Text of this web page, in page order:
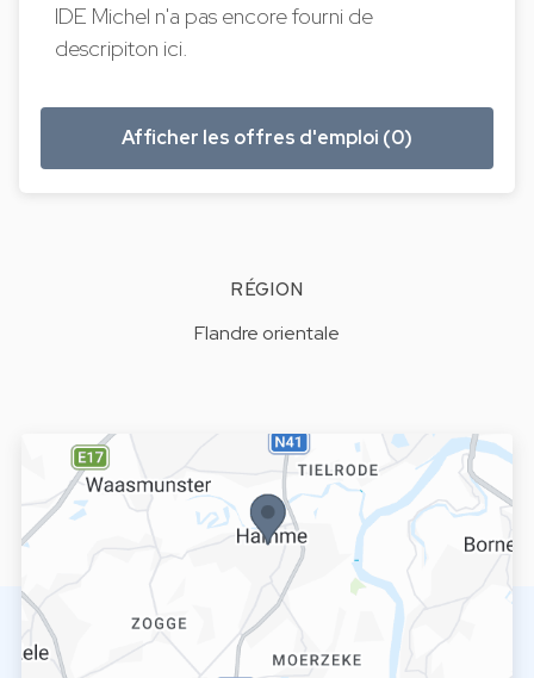
IDE Michel n'a pas encore fourni de
descripiton ici.
Afficher les offres d'emploi (0)
RÉGION
Flandre orientale